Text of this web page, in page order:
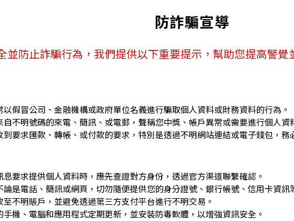
防詐騙宣導
並防止詐騙行為，我們提供以下重要提示，幫助您提高警覺
假冒公司、金融機構或政府單位名義進行騙取個人資料或財務資料的行為。
不明號碼的來電、簡訊、或電郵，聲稱您中獎、帳戶異常或需要進行個人資
要求匯款、轉帳、或付款的要求，特別是透過不明網站連結或電子錢包，務
要求提供個人資料時，應先查證對方身份，透過官方渠道聯繫確認。
是電話、簡訊或網頁，切勿隨便提供您的身分證號、銀行帳號、信用卡資訊
不明賬戶，並避免透過第三方支付平台進行不明交易。
機、電腦和應用程式定期更新，並安裝防毒軟體，以增強資訊安全。